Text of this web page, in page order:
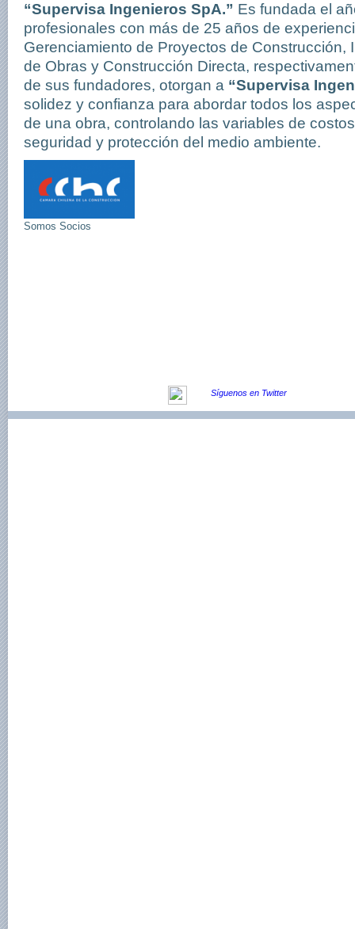
“Supervisa Ingenieros SpA.” Es fundada el
profesionales con más de 25 años de
Gerenciamiento de Proyectos de Construcción,
de Obras y Construcción Directa,
de sus fundadores, otorgan a “Supervisa
solidez y confianza para abordar todos los
de una obra, controlando las variables de
seguridad y protección del medio ambiente.
Somos Socios
Síguenos en Twitter